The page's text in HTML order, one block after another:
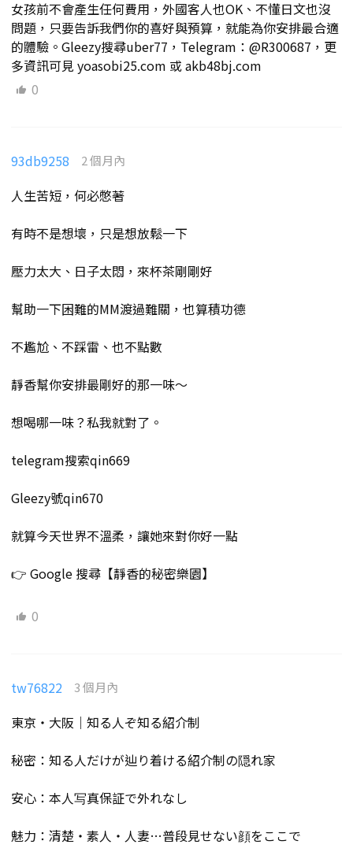
女孩前不會產生任何費用，外國客人也OK、不懂日文也沒
問題，只要告訴我們你的喜好與預算，就能為你安排最合適
的體驗。Gleezy搜尋uber77，Telegram：@R300687，更
多資訊可見 yoasobi25.com 或 akb48bj.com
0
93db9258 2 個月內
人生苦短，何必憋著
有時不是想壞，只是想放鬆一下
壓力太大、日子太悶，來杯茶剛剛好
幫助一下困難的MM渡過難關，也算積功德
不尷尬、不踩雷、也不點數
靜香幫你安排最剛好的那一味～
想喝哪一味？私我就對了。
telegram搜索qin669
Gleezy號qin670
就算今天世界不溫柔，讓她來對你好一點
👉 Google 搜尋【靜香的秘密樂園】
0
tw76822 3 個月內
東京・大阪｜知る人ぞ知る紹介制
秘密：知る人だけが辿り着ける紹介制の隠れ家
安心：本人写真保証で外れなし
魅力：清楚・素人・人妻…普段見せない顔をここで